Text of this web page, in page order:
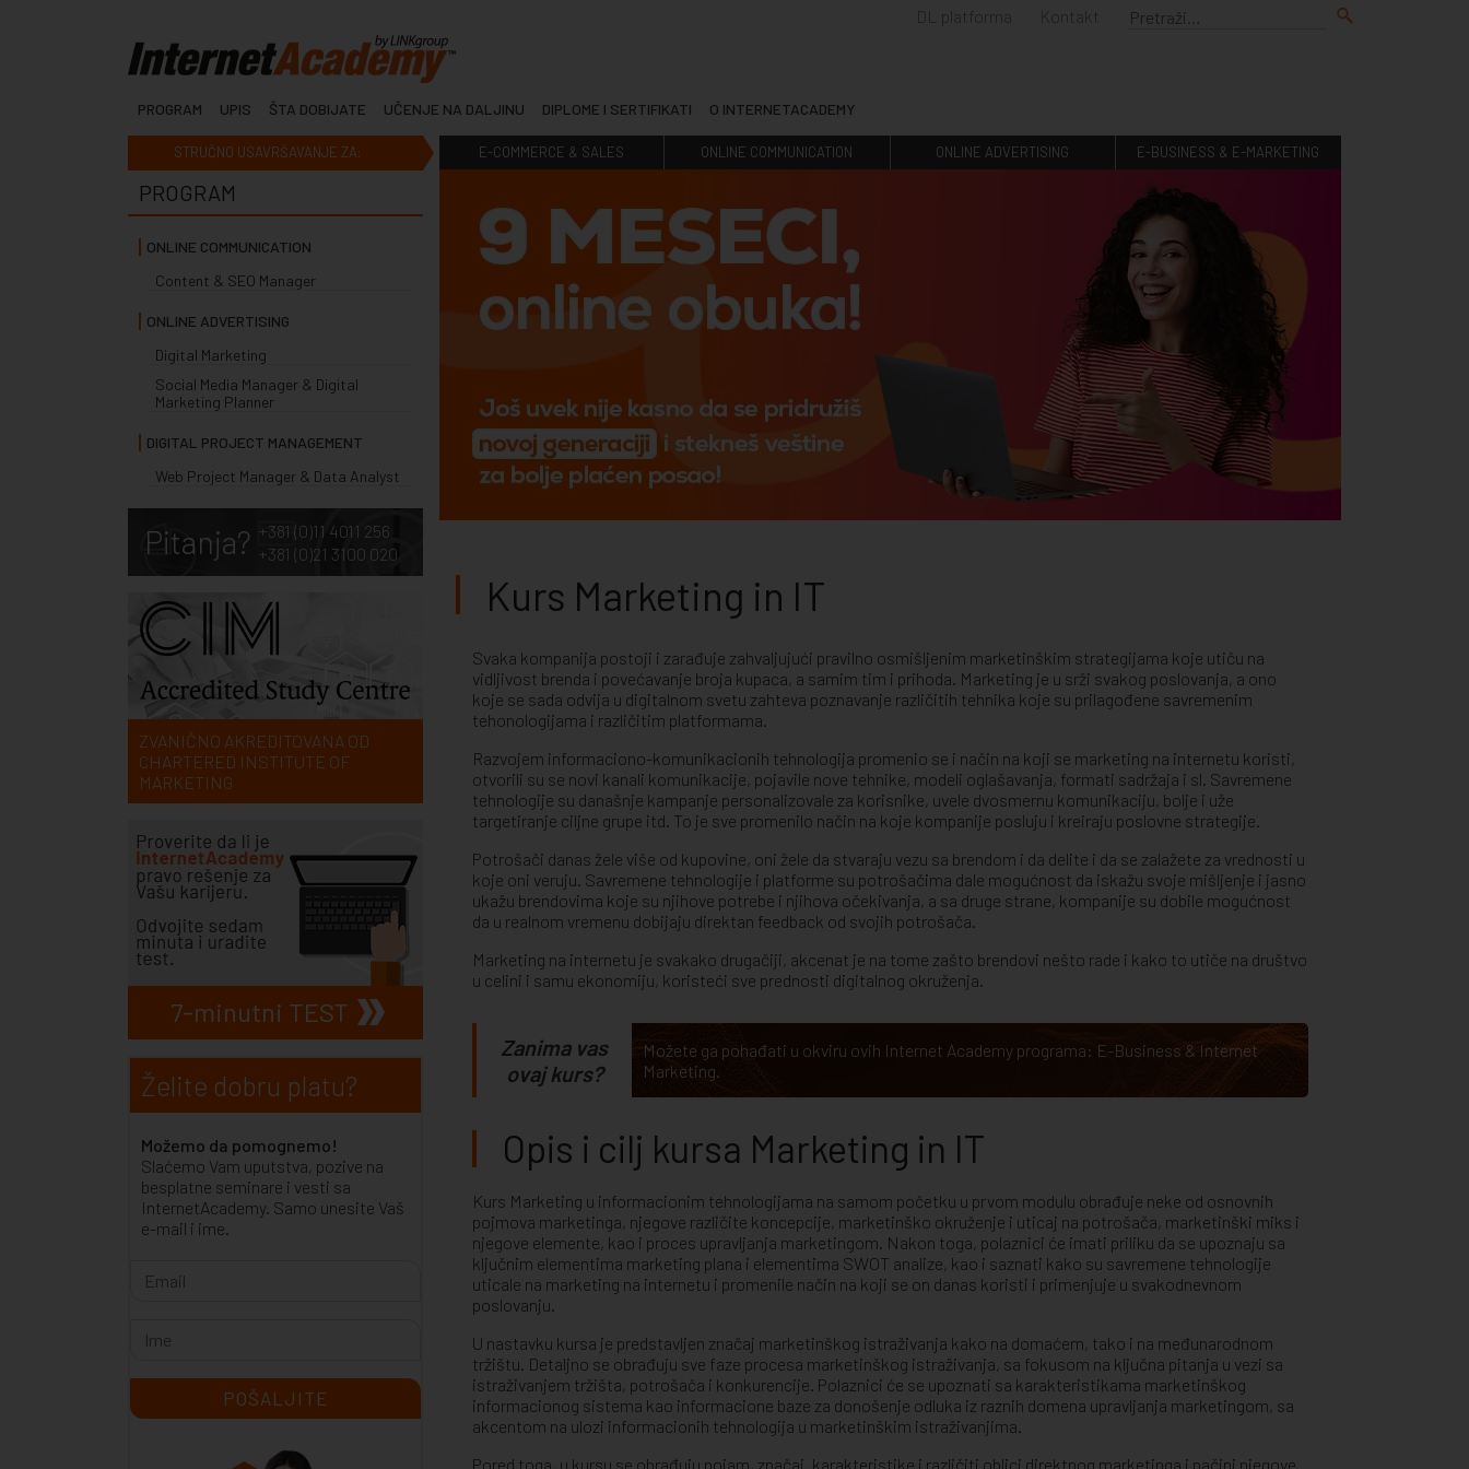
DL platforma Kontakt
PROGRAM UPIS ŠTA DOBIJATE UČENJE NA DALJINU DIPLOME I SERTIFIKATI O INTERNETACADEMY
STRUČNO USAVRŠAVANJE ZA: E-COMMERCE & SALES ONLINE COMMUNICATION ONLINE ADVERTISING E-BUSINESS & E-MARKETING
PROGRAM
ONLINE COMMUNICATION
Content & SEO Manager
ONLINE ADVERTISING
Digital Marketing
Social Media Manager & Digital
Marketing Planner
DIGITAL PROJECT MANAGEMENT
Web Project Manager & Data Analyst
Pitanja? +381 (0)11 4011 256
+381 (0)21 3100 020
ZVANIČNO AKREDITOVANA OD
CHARTERED INSTITUTE OF
MARKETING
7-minutni TEST
Želite dobru platu?
Možemo da pomognemo!
Slaćemo Vam uputstva, pozive na
besplatne seminare i vesti sa
InternetAcademy. Samo unesite Vaš
e-mail i ime.
Kurs Marketing in IT
Svaka kompanija postoji i zarađuje zahvaljujući pravilno osmišljenim marketinškim strategijama koje utiču na
vidljivost brenda i povećavanje broja kupaca, a samim tim i prihoda. Marketing je u srži svakog poslovanja, a ono
koje se sada odvija u digitalnom svetu zahteva poznavanje različitih tehnika koje su prilagođene savremenim
tehonologijama i različitim platformama.
Razvojem informaciono-komunikacionih tehnologija promenio se i način na koji se marketing na internetu koristi,
otvorili su se novi kanali komunikacije, pojavile nove tehnike, modeli oglašavanja, formati sadržaja i sl. Savremene
tehnologije su današnje kampanje personalizovale za korisnike, uvele dvosmernu komunikaciju, bolje i uže
targetiranje ciljne grupe itd. To je sve promenilo način na koje kompanije posluju i kreiraju poslovne strategije.
Potrošači danas žele više od kupovine, oni žele da stvaraju vezu sa brendom i da delite i da se zalažete za vrednosti u
koje oni veruju. Savremene tehnologije i platforme su potrošačima dale mogućnost da iskažu svoje mišljenje i jasno
ukažu brendovima koje su njihove potrebe i njihova očekivanja, a sa druge strane, kompanije su dobile mogućnost
da u realnom vremenu dobijaju direktan feedback od svojih potrošača.
Marketing na internetu je svakako drugačiji, akcenat je na tome zašto brendovi nešto rade i kako to utiče na društvo
u celini i samu ekonomiju, koristeći sve prednosti digitalnog okruženja.
Zanima vas
ovaj kurs?
Možete ga pohađati u okviru ovih Internet Academy programa: E-Business & Internet
Marketing.
Opis i cilj kursa Marketing in IT
Kurs Marketing u informacionim tehnologijama na samom početku u prvom modulu obrađuje neke od osnovnih
pojmova marketinga, njegove različite koncepcije, marketinško okruženje i uticaj na potrošača, marketinški miks i
njegove elemente, kao i proces upravljanja marketingom. Nakon toga, polaznici će imati priliku da se upoznaju sa
ključnim elementima marketing plana i elementima SWOT analize, kao i saznati kako su savremene tehnologije
uticale na marketing na internetu i promenile način na koji se on danas koristi i primenjuje u svakodnevnom
poslovanju.
U nastavku kursa je predstavljen značaj marketinškog istraživanja kako na domaćem, tako i na međunarodnom
tržištu. Detaljno se obrađuju sve faze procesa marketinškog istraživanja, sa fokusom na ključna pitanja u vezi sa
istraživanjem tržišta, potrošača i konkurencije. Polaznici će se upoznati sa karakteristikama marketinškog
informacionog sistema kao informacione baze za donošenje odluka iz raznih domena upravljanja marketingom, sa
akcentom na ulozi informacionih tehnologija u marketinškim istraživanjima.
Pored toga, u kursu se obrađuju pojam, značaj, karakteristike i različiti oblici direktnog marketinga i načini njegove